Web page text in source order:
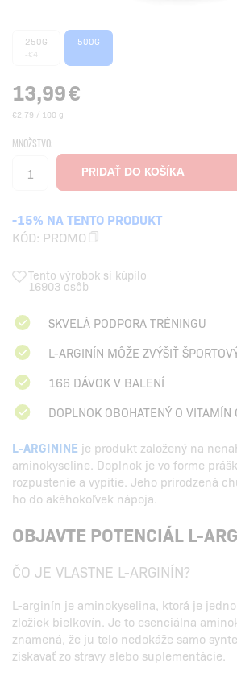
250G
-€4
500G
13,99€
€2,79 / 100 g
MNOŽSTVO:
-15% NA TENTO PRODUKT
KÓD: PROMO
Tento výrobok si kúpilo
16903 osôb
SKVELÁ PODPORA TRÉNINGU
L-ARGINÍN MÔŽE ZVÝŠIŤ
166 DÁVOK V BALENÍ
DOPLNOK OBOHATENÝ O VITAMÍN
L-ARGININE je produkt založený na
aminokyseline. Doplnok je vo forme
rozpustenie a vypitie. Jeho prirodzená
ho do akéhokoľvek nápoja.
OBJAVTE POTENCIÁL L-
ČO JE VLASTNE L-ARGINÍN?
L-arginín je aminokyselina, ktorá je
zložiek bielkovín. Je to esenciálna
znamená, že ju telo nedokáže samo
získavať zo stravy alebo suplementácie.